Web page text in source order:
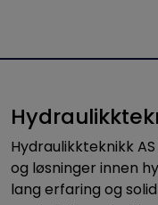
Hydraulikkteknikk
og løsninger innen
lang erfaring og